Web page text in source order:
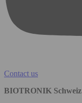
Contact us
BIOTRONIK